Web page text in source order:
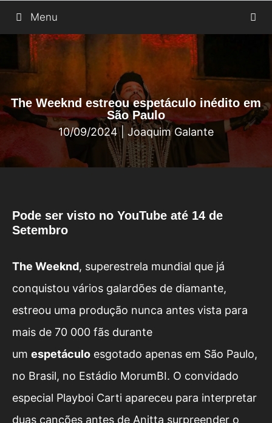
para
conteúdo
Menu
The Weeknd estreou espetáculo inédito em
São Paulo
10/09/2024| Joaquim Galante
Pode ser visto no YouTube até 14 de
Setembro
The Weeknd, superestrela mundial que já
conquistou vários galardões de diamante,
estreou uma produção nunca antes vista para
mais de 70 000 fãs durante
um espetáculo esgotado apenas em São Paulo,
no Brasil, no Estádio MorumBI. O convidado
especial Playboi Carti apareceu para interpretar
duas canções antes de Anitta surpreender o